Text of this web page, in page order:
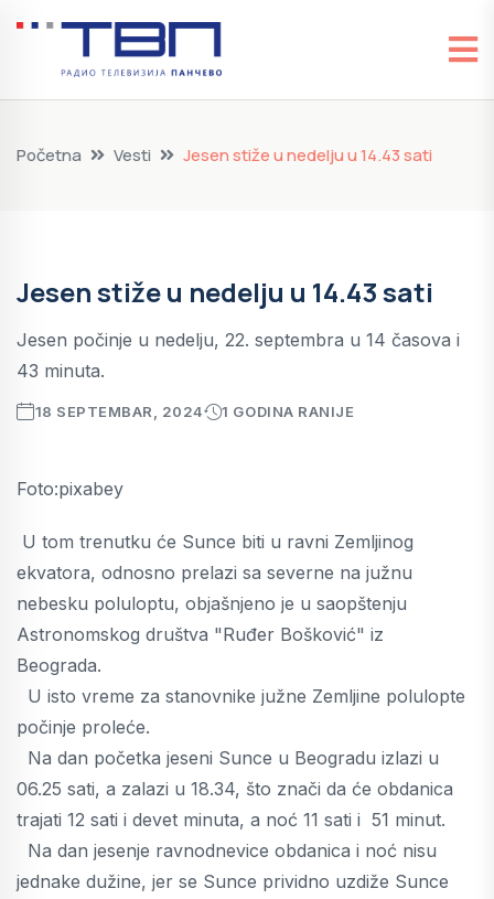
Početna Vesti Jesen stiže u nedelju u 14.43 sati
Jesen stiže u nedelju u 14.43 sati
Jesen počinje u nedelju, 22. septembra u 14 časova i
43 minuta.
18 SEPTEMBAR, 2024 1 GODINA RANIJE
Foto:pixabey
U tom trenutku će Sunce biti u ravni Zemljinog
ekvatora, odnosno prelazi sa severne na južnu
nebesku poluloptu, objašnjeno je u saopštenju
Astronomskog društva "Ruđer Bošković" iz
Beograda.
U isto vreme za stanovnike južne Zemljine polulopte
počinje proleće.
Na dan početka jeseni Sunce u Beogradu izlazi u
06.25 sati, a zalazi u 18.34, što znači da će obdanica
trajati 12 sati i devet minuta, a noć 11 sati i 51 minut.
Na dan jesenje ravnodnevice obdanica i noć nisu
jednake dužine, jer se Sunce prividno uzdiže Sunce